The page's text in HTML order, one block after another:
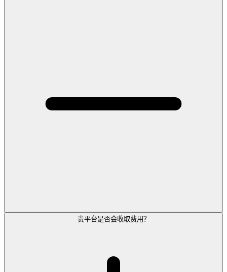
贵平台是否会收取费用？